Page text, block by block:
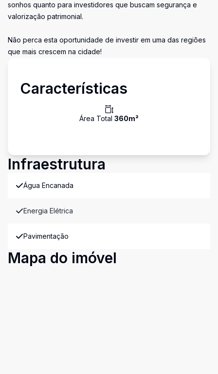
sonhos quanto para investidores que buscam segurança e
valorização patrimonial.
Não perca esta oportunidade de investir em uma das regiões
que mais crescem na cidade!
Características
Área Total 360m²
Infraestrutura
Água Encanada
Energia Elétrica
Pavimentação
Mapa do imóvel